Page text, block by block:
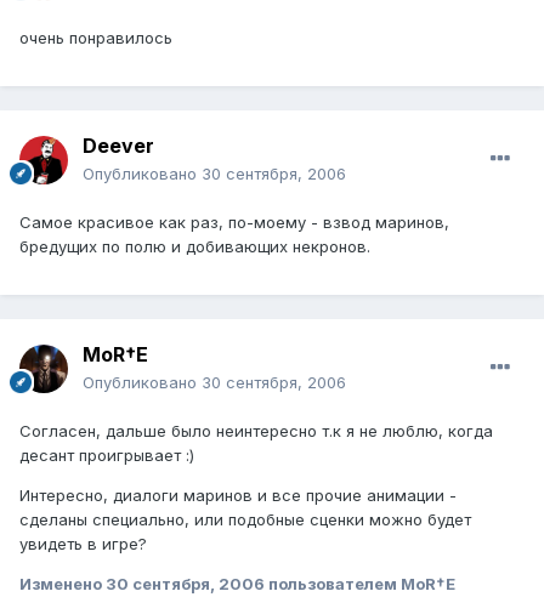
очень понравилось
Deever
Опубликовано 30 сентября, 2006
Самое красивое как раз, по-моему - взвод маринов,
бредущих по полю и добивающих некронов.
MoR†E
Опубликовано 30 сентября, 2006
Согласен, дальше было неинтересно т.к я не люблю, когда
десант проигрывает :)
Интересно, диалоги маринов и все прочие анимации -
сделаны специально, или подобные сценки можно будет
увидеть в игре?
Изменено 30 сентября, 2006 пользователем MoR†E